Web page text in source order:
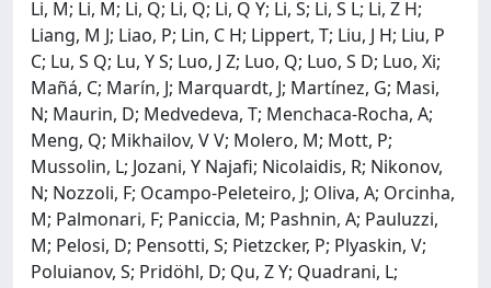
Li, M; Li, M; Li, Q; Li, Q; Li, Q Y; Li, S; Li, S L; Li, Z H;
Liang, M J; Liao, P; Lin, C H; Lippert, T; Liu, J H; Liu, P
C; Lu, S Q; Lu, Y S; Luo, J Z; Luo, Q; Luo, S D; Luo, Xi;
Mañá, C; Marín, J; Marquardt, J; Martínez, G; Masi,
N; Maurin, D; Medvedeva, T; Menchaca-Rocha, A;
Meng, Q; Mikhailov, V V; Molero, M; Mott, P;
Mussolin, L; Jozani, Y Najafi; Nicolaidis, R; Nikonov,
N; Nozzoli, F; Ocampo-Peleteiro, J; Oliva, A; Orcinha,
M; Palmonari, F; Paniccia, M; Pashnin, A; Pauluzzi,
M; Pelosi, D; Pensotti, S; Pietzcker, P; Plyaskin, V;
Poluianov, S; Pridöhl, D; Qu, Z Y; Quadrani, L;